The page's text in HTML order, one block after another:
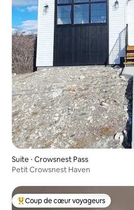
Suite ⋅ Crowsnest Pass
Petit Crowsnest Haven
Coups de cœur voyageurs les plus
Coup de cœur voyageurs